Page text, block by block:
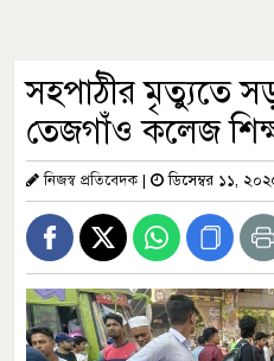
সহপাঠীর মৃত্যুতে
তেজগাঁও কলেজ
নিজস্ব প্রতিবেদক| ডিসেম্বর ১১,